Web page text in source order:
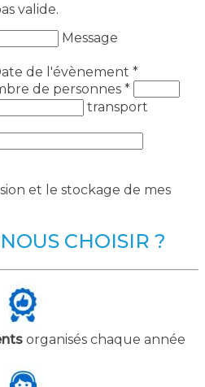
valide.
Message
de l'évènement *
de personnes *
transport
et le stockage de mes
CHOISIR ?
organisés chaque année